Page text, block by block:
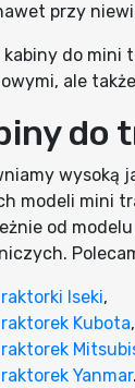
przy
kabiny do mini
ale
do
wysoką
modeli mini
od
Iseki,
Kubota,
Yanmar.